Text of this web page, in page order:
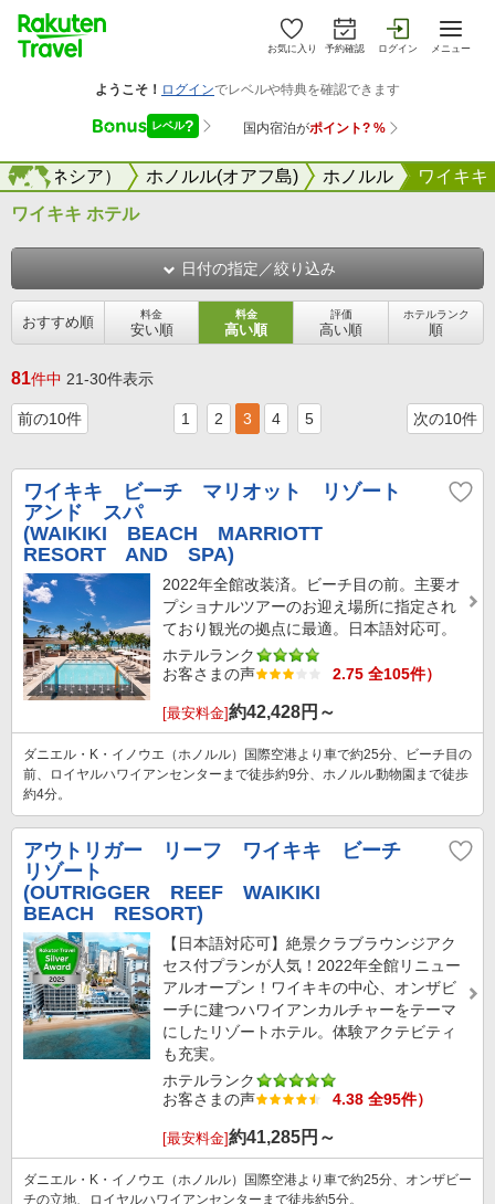
お気に入り 予約確認 ログイン メニュー
クロネシア） ホノルル(オアフ島) ホノルル ワイキキ
海外
ワイキキ ホテル
日付の指定／絞り込み
おすすめ順 料金
安い順
料金
高い順
評価
高い順
ホテルランク
順
81件中 21-30件表示
前の10件 1 2 3 4 5 次の10件
ワイキキ ビーチ マリオット リゾート
アンド スパ
(WAIKIKI BEACH MARRIOTT
RESORT AND SPA)
2022年全館改装済。ビーチ目の前。主要オ
プショナルツアーのお迎え場所に指定され
ており観光の拠点に最適。日本語対応可。
ホテルランク
お客さまの声
2.75 全105件）
[最安料金]約42,428円～
ダニエル・K・イノウエ（ホノルル）国際空港より車で約25分、ビーチ目の
前、ロイヤルハワイアンセンターまで徒歩約9分、ホノルル動物園まで徒歩
約4分。
アウトリガー リーフ ワイキキ ビーチ
リゾート
(OUTRIGGER REEF WAIKIKI
BEACH RESORT)
【日本語対応可】絶景クラブラウンジアク
セス付プランが人気！2022年全館リニュー
アルオープン！ワイキキの中心、オンザビ
ーチに建つハワイアンカルチャーをテーマ
にしたリゾートホテル。体験アクテビティ
も充実。
ホテルランク
お客さまの声
4.38 全95件）
[最安料金]約41,285円～
ダニエル・K・イノウエ（ホノルル）国際空港より車で約25分、オンザビー
チの立地、ロイヤルハワイアンセンターまで徒歩約5分。